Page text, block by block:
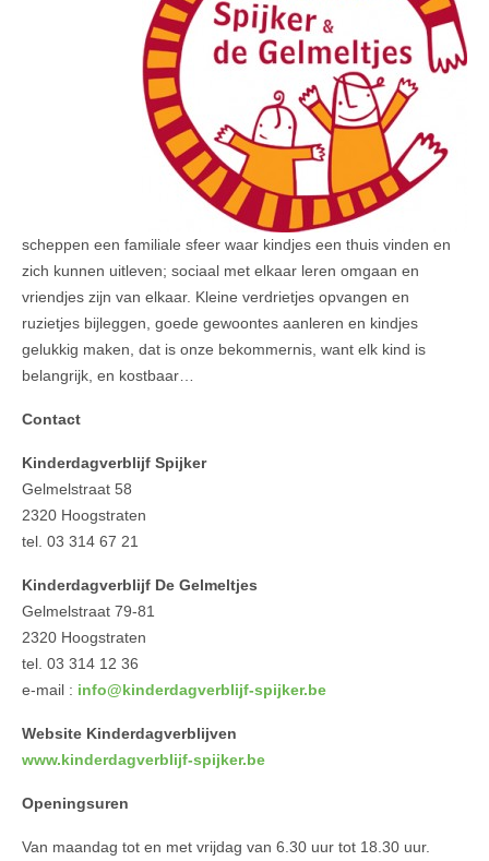
scheppen een familiale sfeer waar kindjes een thuis vinden en
zich kunnen uitleven; sociaal met elkaar leren omgaan en
vriendjes zijn van elkaar. Kleine verdrietjes opvangen en
ruzietjes bijleggen, goede gewoontes aanleren en kindjes
gelukkig maken, dat is onze bekommernis, want elk kind is
belangrijk, en kostbaar…
Contact
Kinderdagverblijf Spijker
Gelmelstraat 58
2320 Hoogstraten
tel. 03 314 67 21
Kinderdagverblijf De Gelmeltjes
Gelmelstraat 79-81
2320 Hoogstraten
tel. 03 314 12 36
e-mail : info@kinderdagverblijf-spijker.be
Website Kinderdagverblijven
www.kinderdagverblijf-spijker.be
Openingsuren
Van maandag tot en met vrijdag van 6.30 uur tot 18.30 uur.